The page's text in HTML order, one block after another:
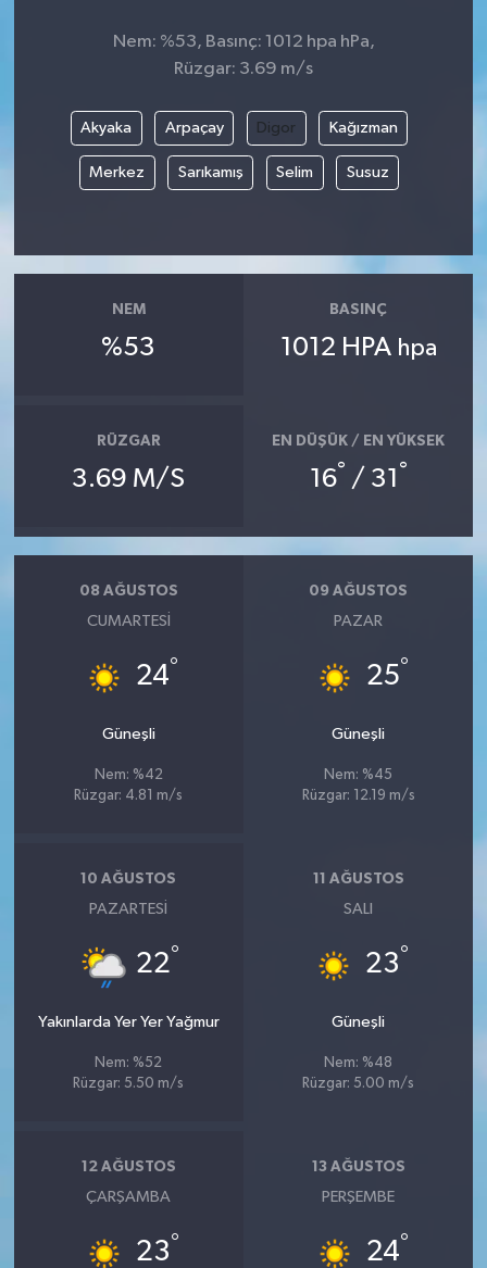
Nem: %53, Basınç: 1012 hpa hPa,
Rüzgar: 3.69 m/s
Akyaka Arpaçay Digor Kağızman
Merkez Sarıkamış Selim Susuz
NEM
%53
BASINÇ
1012 HPA hpa
RÜZGAR
3.69 M/S
EN DÜŞÜK / EN YÜKSEK
16° / 31 °
08 AĞUSTOS
CUMARTESI
24°
Güneşli
Nem: %42
Rüzgar: 4.81 m/s
09 AĞUSTOS
PAZAR
25°
Güneşli
Nem: %45
Rüzgar: 12.19 m/s
10 AĞUSTOS
PAZARTESI
22°
Yakınlarda Yer Yer Yağmur
Nem: %52
Rüzgar: 5.50 m/s
11 AĞUSTOS
SALI
23°
Güneşli
Nem: %48
Rüzgar: 5.00 m/s
12 AĞUSTOS
ÇARŞAMBA
23°
13 AĞUSTOS
PERŞEMBE
24°